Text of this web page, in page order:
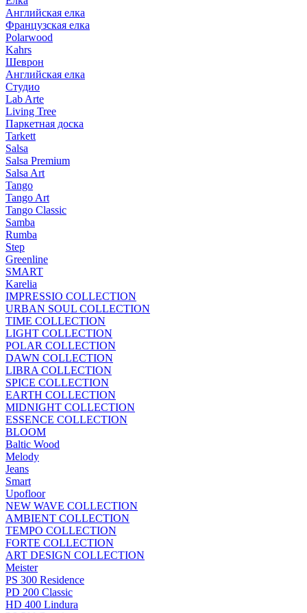
Английская елка
Французская елка
Polarwood
Kahrs
Шеврон
Английская елка
Студио
Lab Arte
Living Tree
Паркетная доска
Tarkett
Salsa
Salsa Premium
Salsa Art
Tango
Tango Art
Tango Classic
Samba
Rumba
Step
Greenline
SMART
Karelia
IMPRESSIO COLLECTION
URBAN SOUL COLLECTION
TIME COLLECTION
LIGHT COLLECTION
POLAR COLLECTION
DAWN COLLECTION
LIBRA COLLECTION
SPICE COLLECTION
EARTH COLLECTION
MIDNIGHT COLLECTION
ESSENCE COLLECTION
BLOOM
Baltic Wood
Melody
Jeans
Smart
Upofloor
NEW WAVE COLLECTION
AMBIENT COLLECTION
TEMPO COLLECTION
FORTE COLLECTION
ART DESIGN COLLECTION
Meister
PS 300 Residence
PD 200 Classic
HD 400 Lindura